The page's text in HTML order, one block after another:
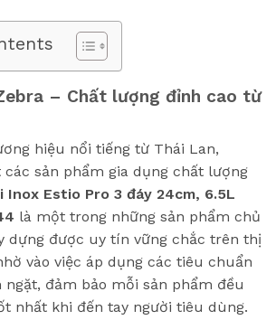
– Chất lượng đỉnh cao từ
hiệu nổi tiếng từ Thái Lan,
sản phẩm gia dụng chất lượng
Inox Estio Pro 3 đáy 24cm, 6.5L
là một trong những sản phẩm chủ
dựng được uy tín vững chắc trên thị
vào việc áp dụng các tiêu chuẩn
đảm bảo mỗi sản phẩm đều
nhất khi đến tay người tiêu dùng.